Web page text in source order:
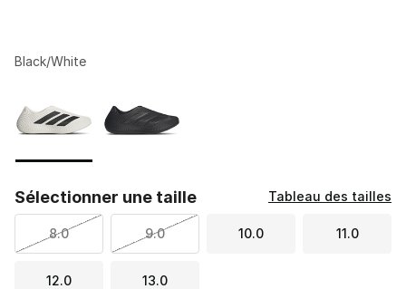
Black/White
Sélectionner une taille Tableau des tailles
8.0 9.0 10.0 11.0
12.0 13.0